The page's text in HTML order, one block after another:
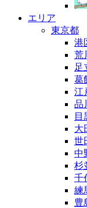
エリア
東京都
港
荒
足
葛
江
品
目
大
世
中
杉
千
練
豊